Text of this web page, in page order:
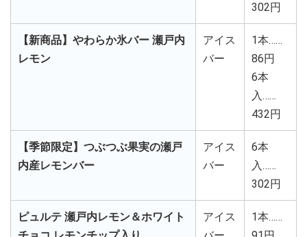
302円
【新商品】やわらか氷バー 瀬戸内
レモン
アイス
バー
1本……
86円
6本
入……
432円
【季節限定】つぶつぶ果実の瀬戸
内産レモンバー
アイス
バー
6本
入……
302円
ピュルテ 瀬戸内レモン＆ホワイト
アイス
1本……